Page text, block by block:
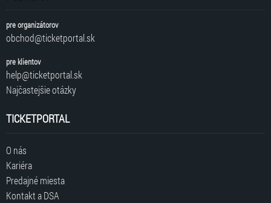
pre organizátorov
obchod@ticketportal.sk
pre klientov
help@ticketportal.sk
Najčastejšie otázky
TICKETPORTAL
O nás
Kariéra
Predajné miesta
Kontakt a DSA